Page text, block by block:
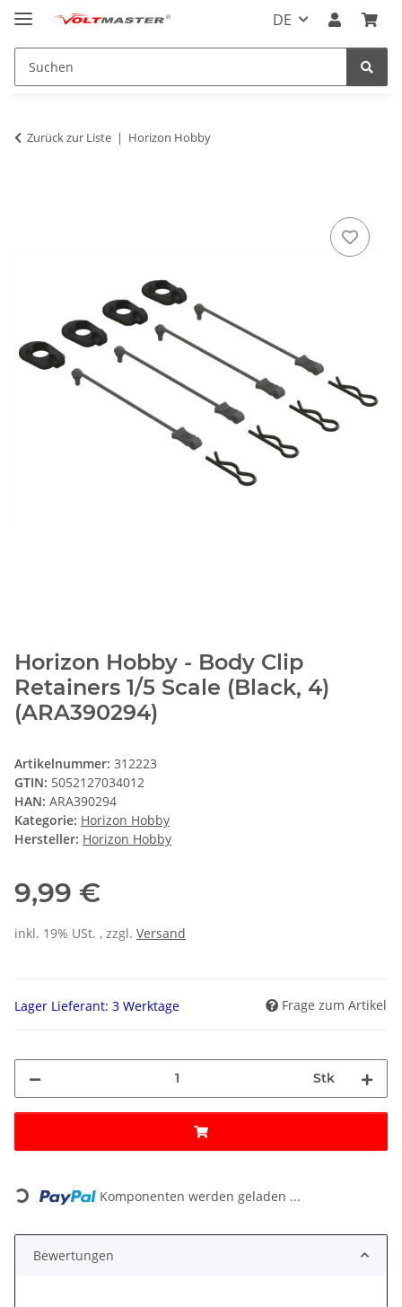
DE
Zurück zur Liste Horizon Hobby
Horizon Hobby - Body Clip
Retainers 1/5 Scale (Black, 4)
(ARA390294)
Artikelnummer: 312223
GTIN: 5052127034012
HAN: ARA390294
Kategorie: Horizon Hobby
Hersteller: Horizon Hobby
9,99 €
inkl. 19% USt. , zzgl. Versand
Lager Lieferant: 3 Werktage Frage zum Artikel
Stk
Loading... Komponenten werden geladen ...
Bewertungen